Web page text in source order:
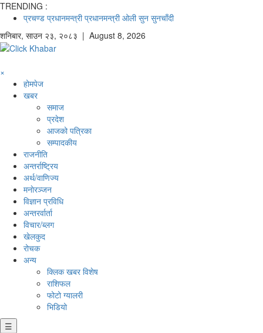
TRENDING :
प्रचण्ड प्रधानमन्त्री प्रधानमन्त्री ओली सुन सुनचाँदी
शनिबार, साउन २३, २०८३ | August 8, 2026
×
होमपेज
खबर
समाज
प्रदेश
आजको पत्रिका
सम्पादकीय
राजनीति
अन्तर्राष्ट्रिय
अर्थ/वाणिज्य
मनाेरञ्जन
विज्ञान प्रविधि
अन्तरर्वार्ता
विचार/ब्लग
खेलकुद
रोचक
अन्य
क्लिक खबर विशेष
राशिफल
फोटो ग्यालरी
भिडियो
☰